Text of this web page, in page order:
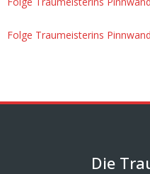
Folge Traumeisterins
Die